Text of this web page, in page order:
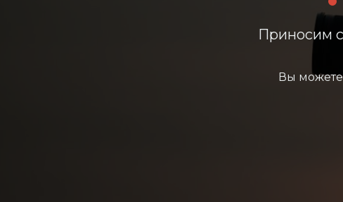
Приносим
Вы можете